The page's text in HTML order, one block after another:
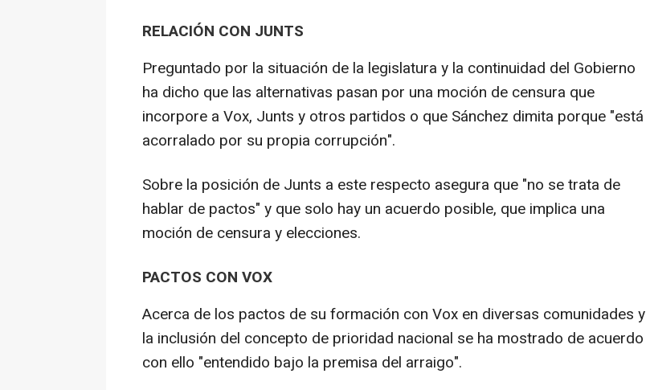
RELACIÓN CON JUNTS
Preguntado por la situación de la legislatura y la continuidad del Gobierno
ha dicho que las alternativas pasan por una moción de censura que
incorpore a Vox, Junts y otros partidos o que Sánchez dimita porque "está
acorralado por su propia corrupción".
Sobre la posición de Junts a este respecto asegura que "no se trata de
hablar de pactos" y que solo hay un acuerdo posible, que implica una
moción de censura y elecciones.
PACTOS CON VOX
Acerca de los pactos de su formación con Vox en diversas comunidades y
la inclusión del concepto de prioridad nacional se ha mostrado de acuerdo
con ello "entendido bajo la premisa del arraigo".